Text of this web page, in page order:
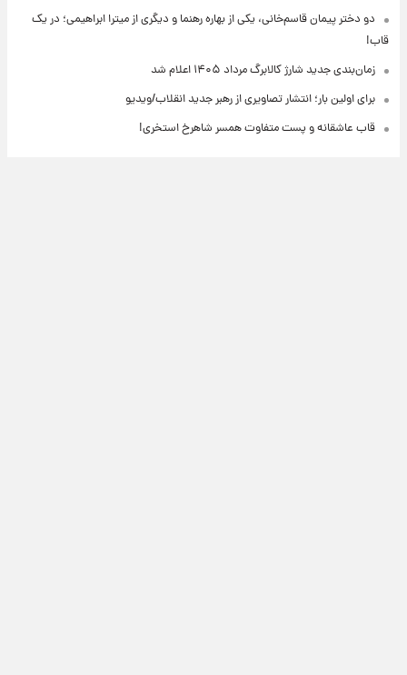
دو دختر پیمان قاسم‌خانی، یکی از بهاره رهنما و دیگری از میترا ابراهیمی؛ در یک
قاب!
زمان‌بندی جدید شارژ کالابرگ مرداد ۱۴۰۵ اعلام شد
برای اولین بار؛ انتشار تصاویری از رهبر جدید انقلاب/ویدیو
قاب عاشقانه و پست متفاوت همسر شاهرخ استخری!